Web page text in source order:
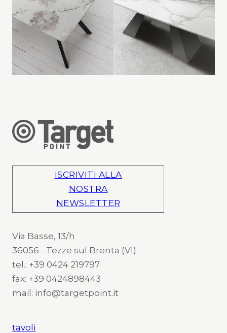
ISCRIVITI ALLA
NOSTRA
NEWSLETTER
Via Basse, 13/h
36056 - Tezze sul Brenta (VI)
tel.: +39 0424 219797
fax: +39 0424898443
mail: info@targetpoint.it
tavoli